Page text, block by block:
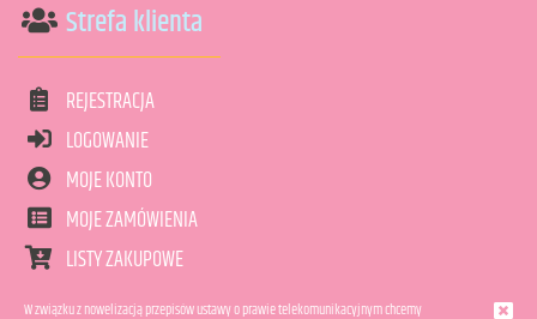
Strefa klienta
REJESTRACJA
LOGOWANIE
MOJE KONTO
MOJE ZAMÓWIENIA
LISTY ZAKUPOWE
W związku z nowelizacją przepisów ustawy o prawie telekomunikacyjnym chcemy